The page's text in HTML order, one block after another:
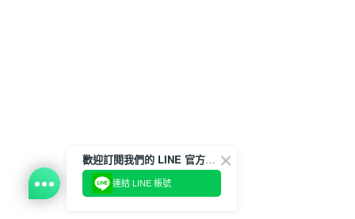
歡迎訂閱我們的 LINE 官方帳號
連結 LINE 帳號